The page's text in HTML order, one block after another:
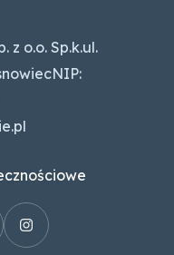
z o.o. Sp.k.ul.